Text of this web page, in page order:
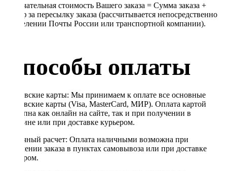
Окончательная стоимость Вашего заказа = Сумма заказа +
Тариф за пересылку заказа (рассчитывается непосредственно
в отделении Почты России или транспортной компании).
Способы оплаты
Банковские карты: Мы принимаем к оплате все основные
банковские карты (Visa, MasterCard, МИР). Оплата картой
доступна как онлайн на сайте, так и при получении в
магазине или при доставке курьером.
Наличный расчет: Оплата наличными возможна при
получении заказа в пунктах самовывоза или при доставке
курьером.